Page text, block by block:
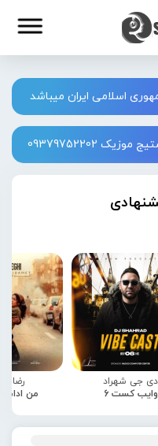
اسلامی ایران میباشد
09379752202
دی جی شهراد
وایب کست 6
رضا
من